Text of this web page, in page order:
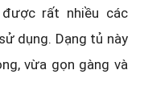
rất nhiều các
dụng. Dạng tủ này
vừa gọn gàng và